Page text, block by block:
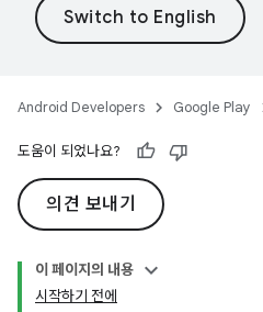
Android Developers Google Play
도움이 되었나요?
의견 보내기
이 페이지의 내용
시작하기 전에